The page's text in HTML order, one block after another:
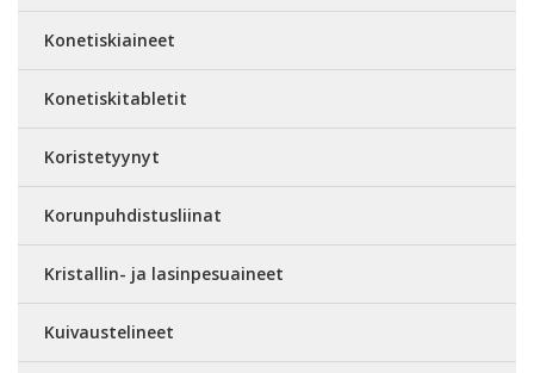
Konetiskiaineet
Konetiskitabletit
Koristetyynyt
Korunpuhdistusliinat
Kristallin- ja lasinpesuaineet
Kuivaustelineet